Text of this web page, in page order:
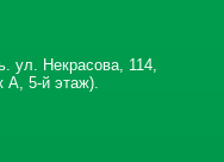
ул. Некрасова, 114,
А, 5-й этаж).